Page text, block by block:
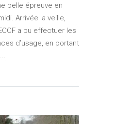
belle épreuve en
Arrivée la veille,
a pu effectuer les
d’usage, en portant